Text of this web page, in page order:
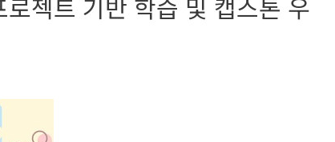
젝트 기반 학습 및 캡스톤 우